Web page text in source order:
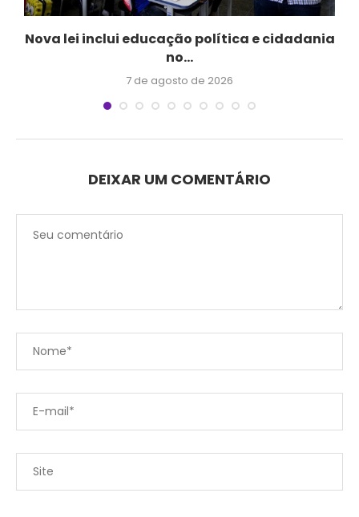
Nova lei inclui educação política e cidadania
no...
7 de agosto de 2026
DEIXAR UM COMENTÁRIO